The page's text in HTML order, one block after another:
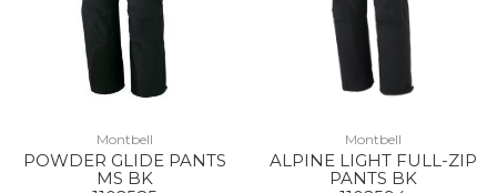
Montbell
POWDER GLIDE PANTS
MS BK
Montbell
ALPINE LIGHT FULL-ZIP
PANTS BK